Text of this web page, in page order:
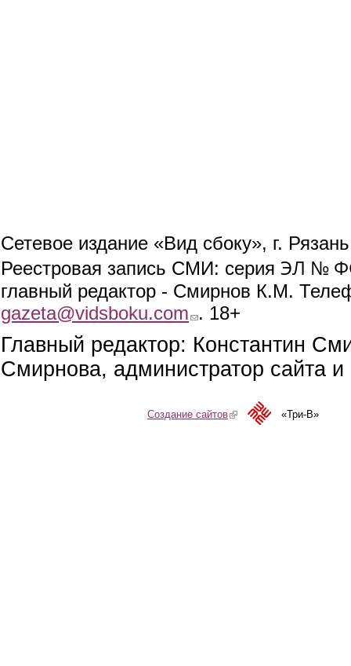
Сетевое издание «Вид сбоку», г.
Реестровая запись СМИ: серия ЭЛ №
главный редактор - Смирнов К.М.
gazeta@vidsboku.com (link sends e-mail)
. 18+
Главный редактор: Константин
Смирнова, администратор сайта
Создание сайтов(link is external)«Три-В»